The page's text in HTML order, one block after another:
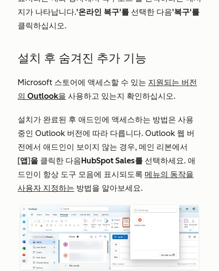
지가 나타납니다.'온라인 복구'를 선택한 다음'복구'를
클릭하십시오.
설치 후 숨겨진 추가 기능
Microsoft 스토어에 액세스할 수 있는 지원되는 버전
의 Outlook을 사용하고 있는지 확인하십시오.
설치가 완료된 후 애드인에 액세스하는 방법은 사용
중인 Outlook 버전에 따라 다릅니다. Outlook 웹 버
전에서 애드인이 보이지 않는 경우, 메인 리본에서
[앱]을 클릭한 다음HubSpot Sales를 선택하세요. 애
드인이 항상 도구 모음에 표시되도록 메뉴의 동작을
사용자 지정하는 방법을 알아보세요.